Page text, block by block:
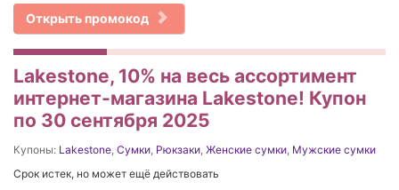
Открыть промокод
Lakestone, 10% на весь ассортимент
интернет-магазина Lakestone! Купон
по 30 сентября 2025
Купоны: Lakestone, Сумки, Рюкзаки, Женские сумки, Мужские сумки
Срок истек, но может ещё действовать